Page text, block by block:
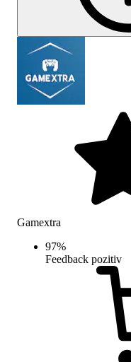
Gamextra
97%
Feedback pozitiv